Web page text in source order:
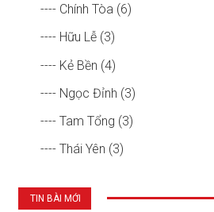
---- Chính Tòa (6)
---- Hữu Lễ (3)
---- Kẻ Bền (4)
---- Ngọc Đỉnh (3)
---- Tam Tổng (3)
---- Thái Yên (3)
TIN BÀI MỚI